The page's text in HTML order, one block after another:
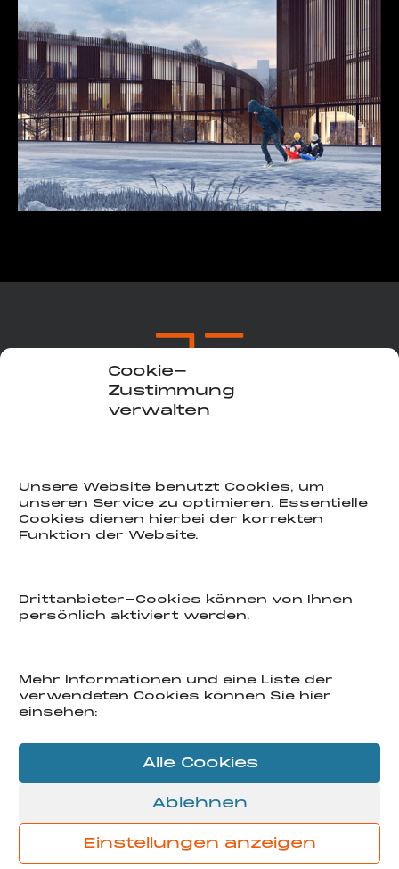
Cookie-
Zustimmung
verwalten
Unsere Website benutzt Cookies, um
unseren Service zu optimieren. Essentielle
Cookies dienen hierbei der korrekten
Funktion der Website.
Drittanbieter-Cookies können von Ihnen
persönlich aktiviert werden.
Mehr Informationen und eine Liste der
verwendeten Cookies können Sie hier
einsehen:
Alle Cookies
Ablehnen
Einstellungen anzeigen
E-mail
Phone
Kurfürstendamm 67 – 10707 Berlin
Wir wachsen und wir brauchen dich.
Impressum| Datenschutz